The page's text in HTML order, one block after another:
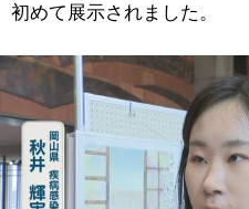
初めて展示されました。